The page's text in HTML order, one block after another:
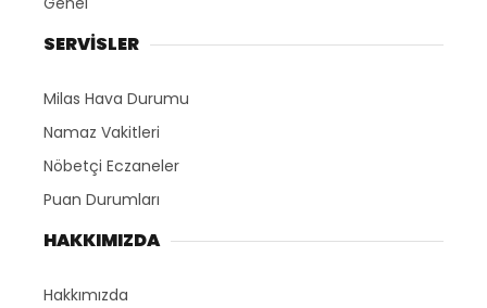
SERVİSLER
Milas Hava Durumu
Namaz Vakitleri
Nöbetçi Eczaneler
Puan Durumları
HAKKIMIZDA
Hakkımızda